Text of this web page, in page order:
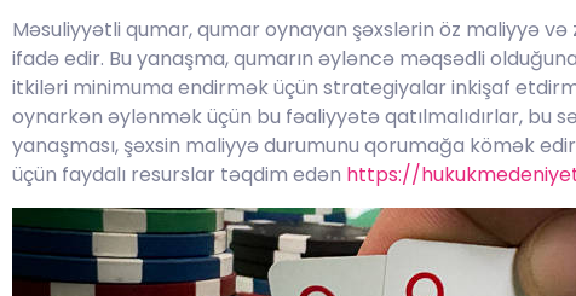
Məsuliyyətli qumar, qumar oynayan şəxslərin öz maliyyə və
ifadə edir. Bu yanaşma, qumarın əyləncə məqsədli
itkiləri minimuma endirmək üçün strategiyalar inkişaf
oynarkən əylənmək üçün bu fəaliyyətə qatılmalıdırlar, bu
yanaşması, şəxsin maliyyə durumunu qorumağa kömək
üçün faydalı resurslar təqdim edən https://